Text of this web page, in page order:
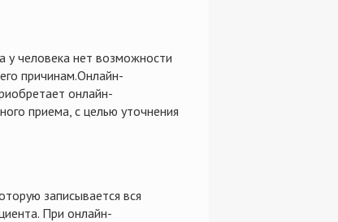
у человека нет возможности
причинам.Онлайн-
онлайн-
приема, с целью уточнения
записывается вся
При онлайн-